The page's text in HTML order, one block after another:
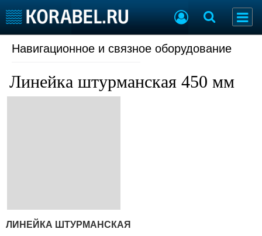
Судостроение
Новости
Компании
Торговая площадка
Продажа флота
Оборудование
Выставки и семинары
Личности
Навигационное и связное оборудование
Линейка штурманская 450 мм
ЛИНЕЙКА ШТУРМАНСКАЯ